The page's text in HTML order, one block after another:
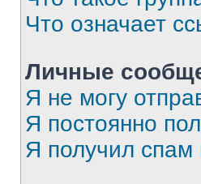
Что означает
Личные
Я не могу
Я постоянно
Я получил спам